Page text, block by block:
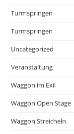
Turmspringen
Turmspringen
Uncategorized
Veranstaltung
Waggon im Exil
Waggon Open Stage
Waggon Streicheln